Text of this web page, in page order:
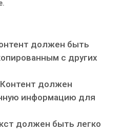
должен быть
с других
должен
информацию для
должен быть легко